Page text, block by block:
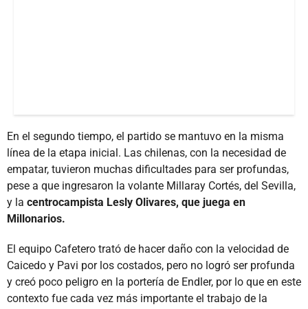
En el segundo tiempo, el partido se mantuvo en la misma
línea de la etapa inicial. Las chilenas, con la necesidad de
empatar, tuvieron muchas dificultades para ser profundas,
pese a que ingresaron la volante Millaray Cortés, del Sevilla,
y la centrocampista Lesly Olivares, que juega en
Millonarios.
El equipo Cafetero trató de hacer daño con la velocidad de
Caicedo y Pavi por los costados, pero no logró ser profunda
y creó poco peligro en la portería de Endler, por lo que en este
contexto fue cada vez más importante el trabajo de la